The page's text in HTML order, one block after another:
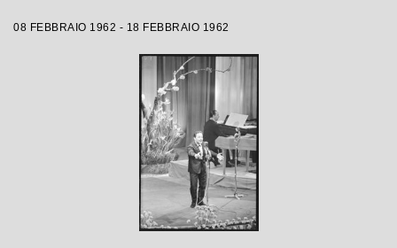
08 FEBBRAIO 1962 - 18 FEBBRAIO 1962